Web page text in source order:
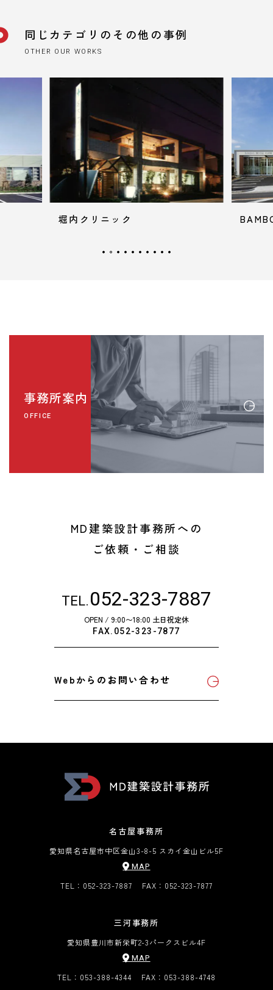
同じカテゴリのその他の事例
OTHER OUR WORKS
堀内クリニック
事務所案内
OFFICE
MD建築設計事務所への
ご依頼・ご相談
TEL. 052-323-7887
OPEN / 9:00〜18:00 土日祝定休
FAX.052-323-7877
Webからのお問い合わせ
名古屋事務所
愛知県名古屋市中区金山3-8-5 スカイ金山ビル5F
MAP
TEL：052-323-7887 FAX：052-323-7877
三河事務所
愛知県豊川市新栄町2-3パークスビル4F
MAP
TEL：053-388-4344 FAX：053-388-4748